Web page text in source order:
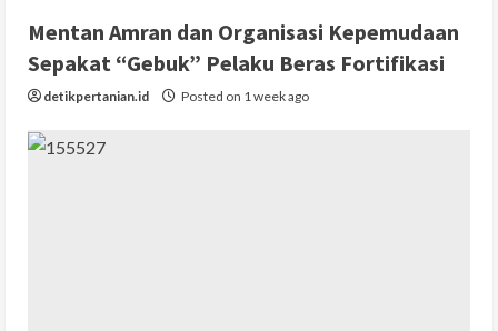
Mentan Amran dan Organisasi Kepemudaan
Sepakat “Gebuk” Pelaku Beras Fortifikasi
detikpertanian.id Posted on 1 week ago